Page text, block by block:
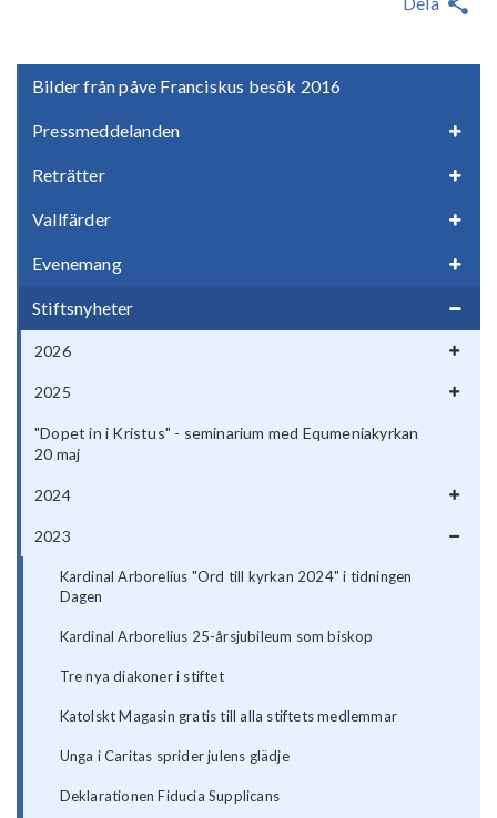
Bilder från påve Franciskus besök 2016
Pressmeddelanden
Reträtter
Vallfärder
Evenemang
Stiftsnyheter
2026
2025
"Dopet in i Kristus" - seminarium med Equmeniakyrkan
20 maj
2024
2023
Kardinal Arborelius "Ord till kyrkan 2024" i tidningen
Dagen
Kardinal Arborelius 25-årsjubileum som biskop
Tre nya diakoner i stiftet
Katolskt Magasin gratis till alla stiftets medlemmar
Unga i Caritas sprider julens glädje
Deklarationen Fiducia Supplicans